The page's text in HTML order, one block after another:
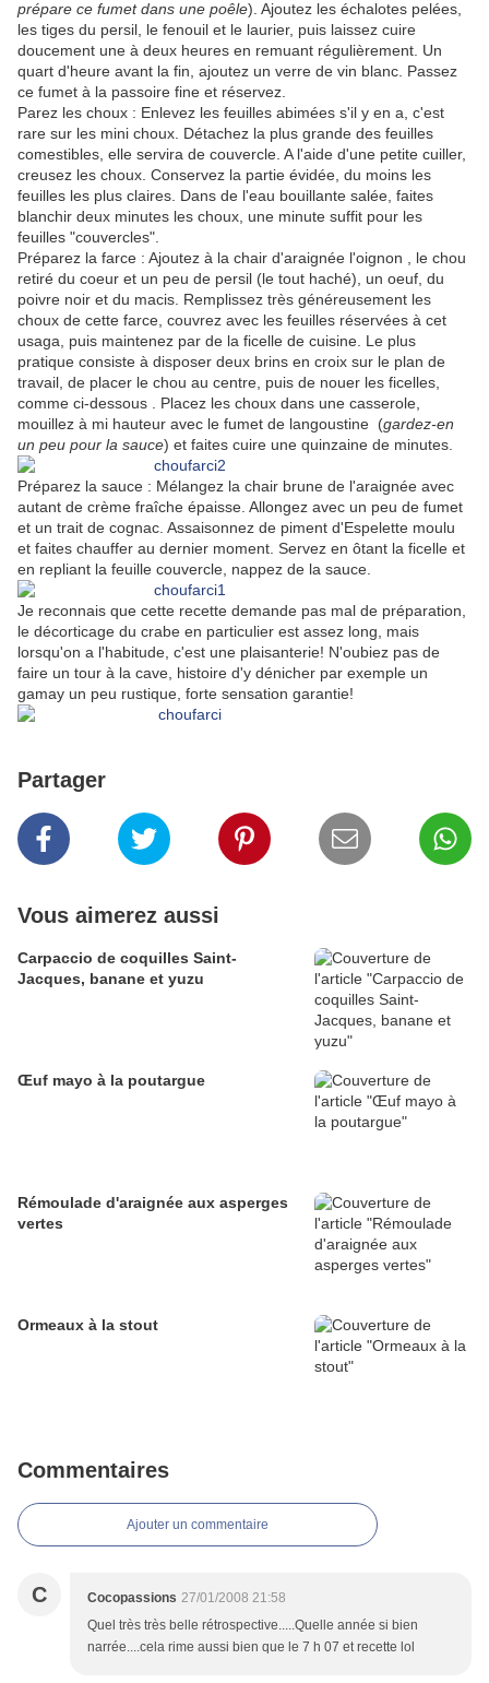
prépare ce fumet dans une poêle). Ajoutez les échalotes pelées,
les tiges du persil, le fenouil et le laurier, puis laissez cuire
doucement une à deux heures en remuant régulièrement. Un
quart d'heure avant la fin, ajoutez un verre de vin blanc. Passez
ce fumet à la passoire fine et réservez.
Parez les choux : Enlevez les feuilles abimées s'il y en a, c'est
rare sur les mini choux. Détachez la plus grande des feuilles
comestibles, elle servira de couvercle. A l'aide d'une petite cuiller,
creusez les choux. Conservez la partie évidée, du moins les
feuilles les plus claires. Dans de l'eau bouillante salée, faites
blanchir deux minutes les choux, une minute suffit pour les
feuilles "couvercles".
Préparez la farce : Ajoutez à la chair d'araignée l'oignon , le chou
retiré du coeur et un peu de persil (le tout haché), un oeuf, du
poivre noir et du macis. Remplissez très généreusement les
choux de cette farce, couvrez avec les feuilles réservées à cet
usaga, puis maintenez par de la ficelle de cuisine. Le plus
pratique consiste à disposer deux brins en croix sur le plan de
travail, de placer le chou au centre, puis de nouer les ficelles,
comme ci-dessous . Placez les choux dans une casserole,
mouillez à mi hauteur avec le fumet de langoustine (gardez-en
un peu pour la sauce) et faites cuire une quinzaine de minutes.
Préparez la sauce : Mélangez la chair brune de l'araignée avec
autant de crème fraîche épaisse. Allongez avec un peu de fumet
et un trait de cognac. Assaisonnez de piment d'Espelette moulu
et faites chauffer au dernier moment. Servez en ôtant la ficelle et
en repliant la feuille couvercle, nappez de la sauce.
Je reconnais que cette recette demande pas mal de préparation,
le décorticage du crabe en particulier est assez long, mais
lorsqu'on a l'habitude, c'est une plaisanterie! N'oubiez pas de
faire un tour à la cave, histoire d'y dénicher par exemple un
gamay un peu rustique, forte sensation garantie!
Partager
Vous aimerez aussi
Carpaccio de coquilles Saint-
Jacques, banane et yuzu
Œuf mayo à la poutargue
Rémoulade d'araignée aux asperges
vertes
Ormeaux à la stout
Commentaires
Ajouter un commentaire
C Cocopassions 27/01/2008 21:58
Quel très très belle rétrospective.....Quelle année si bien
narrée....cela rime aussi bien que le 7 h 07 et recette lol